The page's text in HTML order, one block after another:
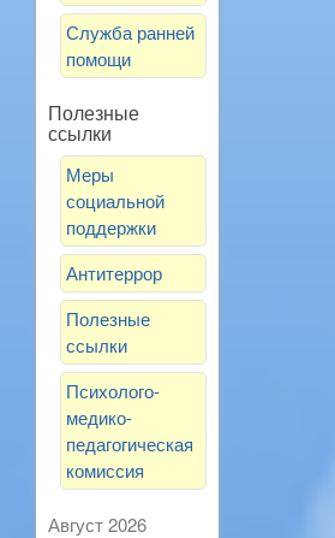
Служба ранней
помощи
Полезные
ссылки
Меры
социальной
поддержки
Антитеррор
Полезные
ссылки
Психолого-
медико-
педагогическая
комиссия
Август 2026